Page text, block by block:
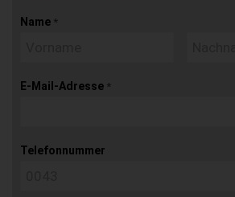
Name *
E-Mail-Adresse *
Telefonnummer